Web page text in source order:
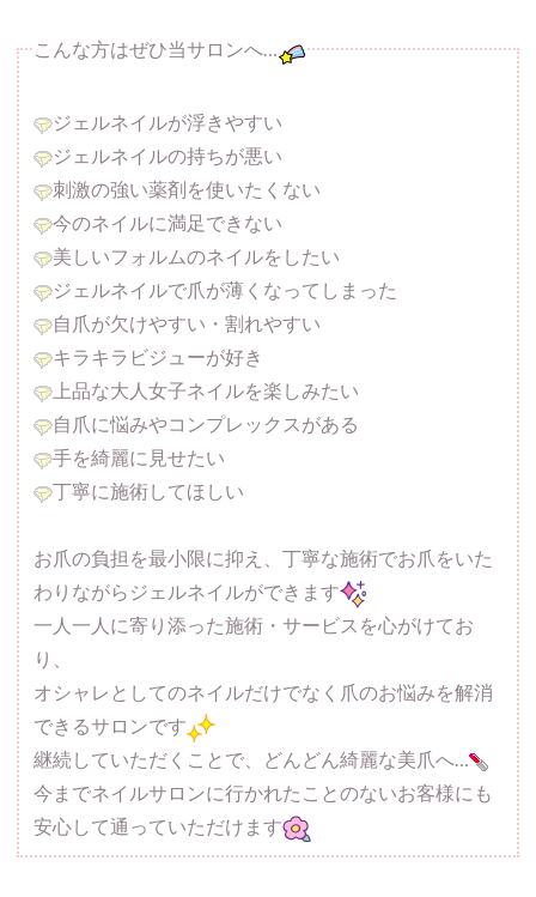
こんな方はぜひ当サロンへ…
ジェルネイルが浮きやすい
ジェルネイルの持ちが悪い
刺激の強い薬剤を使いたくない
今のネイルに満足できない
美しいフォルムのネイルをしたい
ジェルネイルで爪が薄くなってしまった
自爪が欠けやすい・割れやすい
キラキラビジューが好き
上品な大人女子ネイルを楽しみたい
自爪に悩みやコンプレックスがある
手を綺麗に見せたい
丁寧に施術してほしい
お爪の負担を最小限に抑え、丁寧な施術でお爪をいた
わりながらジェルネイルができます
一人一人に寄り添った施術・サービスを心がけてお
り、
オシャレとしてのネイルだけでなく爪のお悩みを解消
できるサロンです
継続していただくことで、どんどん綺麗な美爪へ…
今までネイルサロンに行かれたことのないお客様にも
安心して通っていただけます